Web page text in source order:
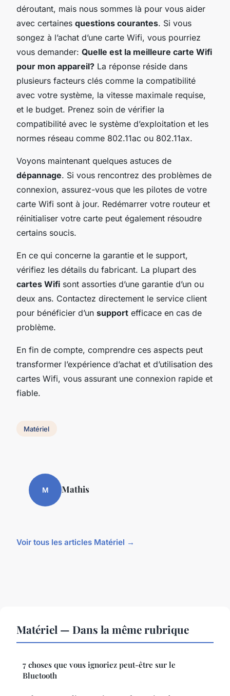
déroutant, mais nous sommes là pour vous aider
avec certaines questions courantes. Si vous
songez à l’achat d’une carte Wifi, vous pourriez
vous demander: Quelle est la meilleure carte Wifi
pour mon appareil? La réponse réside dans
plusieurs facteurs clés comme la compatibilité
avec votre système, la vitesse maximale requise,
et le budget. Prenez soin de vérifier la
compatibilité avec le système d’exploitation et les
normes réseau comme 802.11ac ou 802.11ax.
Voyons maintenant quelques astuces de
dépannage. Si vous rencontrez des problèmes de
connexion, assurez-vous que les pilotes de votre
carte Wifi sont à jour. Redémarrer votre routeur et
réinitialiser votre carte peut également résoudre
certains soucis.
En ce qui concerne la garantie et le support,
vérifiez les détails du fabricant. La plupart des
cartes Wifi sont assorties d’une garantie d’un ou
deux ans. Contactez directement le service client
pour bénéficier d’un support efficace en cas de
problème.
En fin de compte, comprendre ces aspects peut
transformer l’expérience d’achat et d’utilisation des
cartes Wifi, vous assurant une connexion rapide et
fiable.
Matériel
M Mathis
Voir tous les articles Matériel →
Matériel — Dans la même rubrique
7 choses que vous ignoriez peut-être sur le
Bluetooth